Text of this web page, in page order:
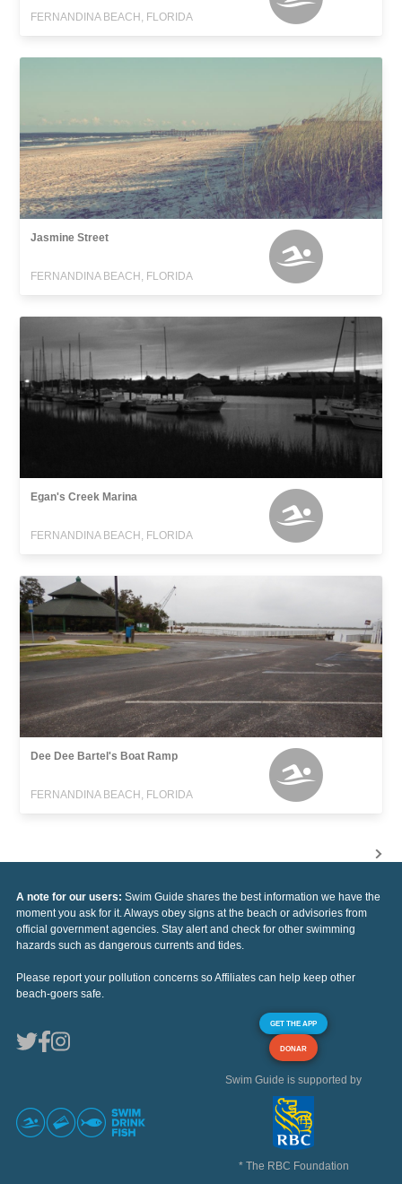
FERNANDINA BEACH, FLORIDA
Jasmine Street
FERNANDINA BEACH, FLORIDA
Egan's Creek Marina
FERNANDINA BEACH, FLORIDA
Dee Dee Bartel's Boat Ramp
FERNANDINA BEACH, FLORIDA
A note for our users: Swim Guide shares the best information we have the
moment you ask for it. Always obey signs at the beach or advisories from
official government agencies. Stay alert and check for other swimming
hazards such as dangerous currents and tides.
Please report your pollution concerns so Affiliates can help keep other
beach-goers safe.
GET THE APP
DONAR
Swim Guide is supported by
* The RBC Foundation